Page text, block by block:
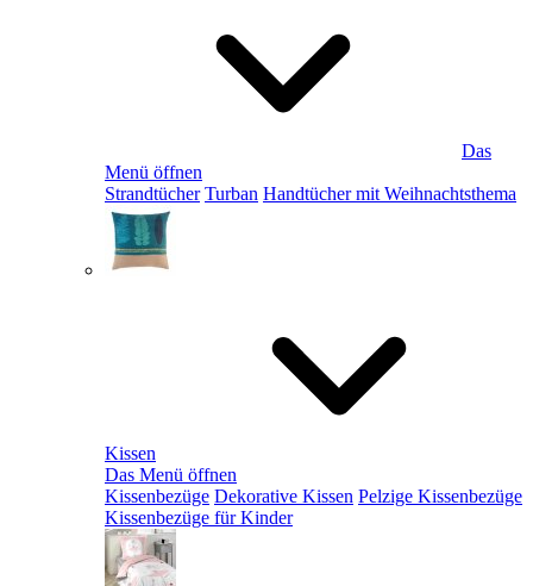
Das
Menü öffnen
Strandtücher Turban Handtücher mit Weihnachtsthema
Kissen
Das Menü öffnen
Kissenbezüge Dekorative Kissen Pelzige Kissenbezüge
Kissenbezüge für Kinder